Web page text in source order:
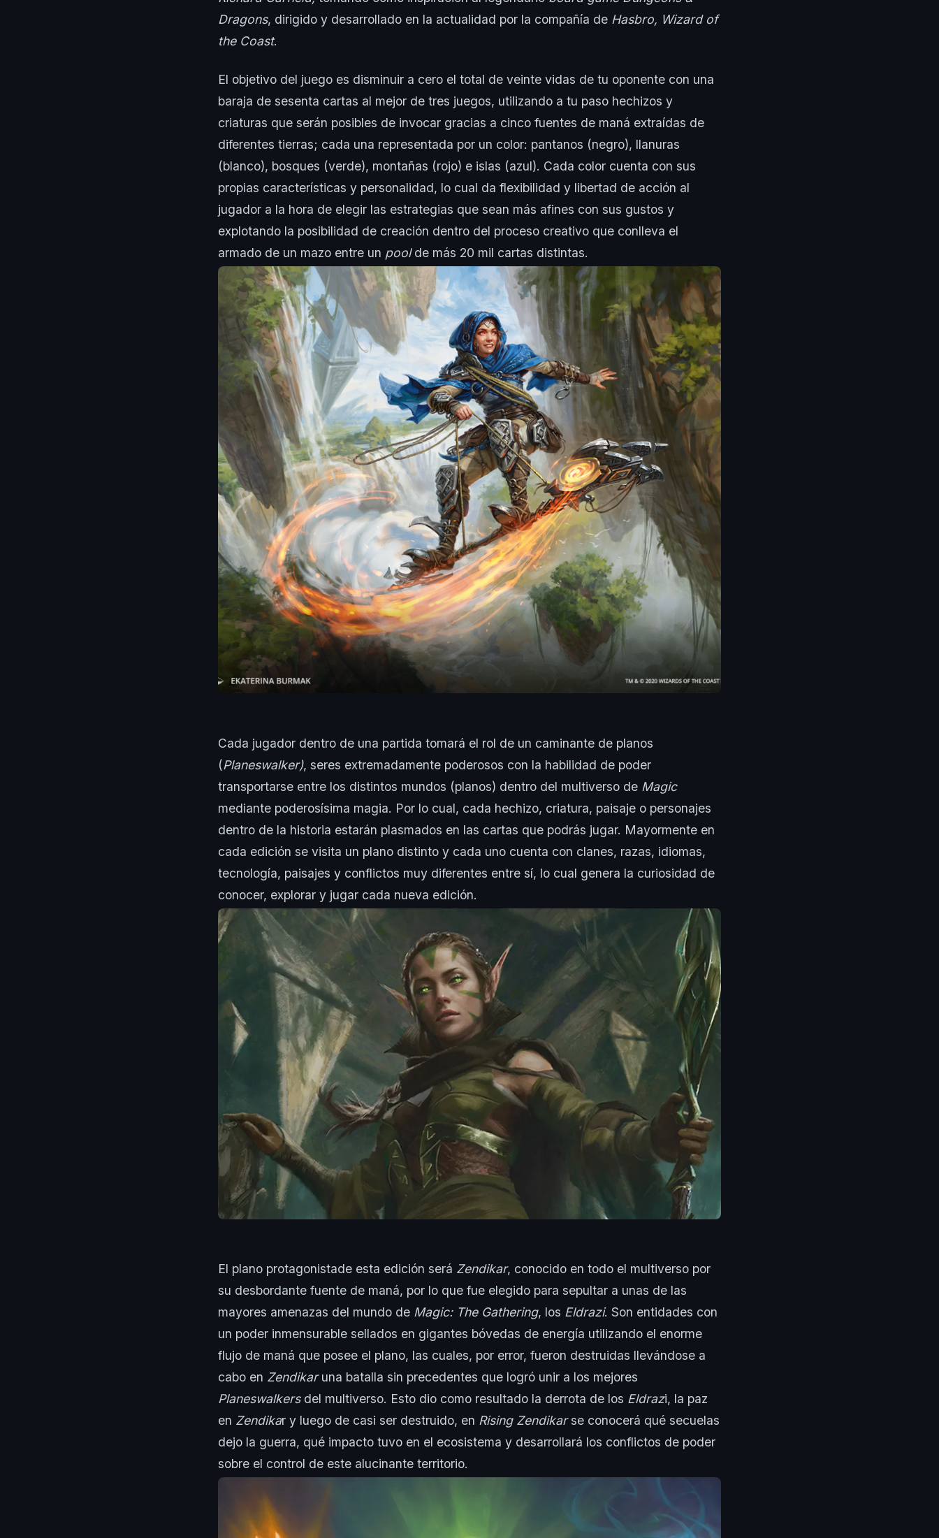
Dragons, dirigido y desarrollado en la actualidad por la compañía de Hasbro, Wizard of
the Coast.
El objetivo del juego es disminuir a cero el total de veinte vidas de tu oponente con una
baraja de sesenta cartas al mejor de tres juegos, utilizando a tu paso hechizos y
criaturas que serán posibles de invocar gracias a cinco fuentes de maná extraídas de
diferentes tierras; cada una representada por un color: pantanos (negro), llanuras
(blanco), bosques (verde), montañas (rojo) e islas (azul). Cada color cuenta con sus
propias características y personalidad, lo cual da flexibilidad y libertad de acción al
jugador a la hora de elegir las estrategias que sean más afines con sus gustos y
explotando la posibilidad de creación dentro del proceso creativo que conlleva el
armado de un mazo entre un poolde más 20 mil cartas distintas.
Cada jugador dentro de una partida tomará el rol de un caminante de planos
(Planeswalker), seres extremadamente poderosos con la habilidad de poder
transportarse entre los distintos mundos (planos) dentro del multiverso de Magic
mediante poderosísima magia. Por lo cual, cada hechizo, criatura, paisaje o personajes
dentro de la historia estarán plasmados en las cartas que podrás jugar. Mayormente en
cada edición se visita un plano distinto y cada uno cuenta con clanes, razas, idiomas,
tecnología, paisajes y conflictos muy diferentes entre sí, lo cual genera la curiosidad de
conocer, explorar y jugar cada nueva edición.
El plano protagonistade esta edición será Zendikar, conocido en todo el multiverso por
su desbordante fuente de maná, por lo que fue elegido para sepultar a unas de las
mayores amenazas del mundo de Magic: The Gathering, los Eldrazi. Son entidades con
un poder inmensurable sellados en gigantes bóvedas de energía utilizando el enorme
flujo de maná que posee el plano, las cuales, por error, fueron destruidas llevándose a
cabo en Zendikaruna batalla sin precedentes que logró unir a los mejores
Planeswalkersdel multiverso. Esto dio como resultado la derrota de los Eldrazi, la paz
en Zendikar y luego de casi ser destruido, en Rising Zendikarse conocerá qué secuelas
dejo la guerra, qué impacto tuvo en el ecosistema y desarrollará los conflictos de poder
sobre el control de este alucinante territorio.